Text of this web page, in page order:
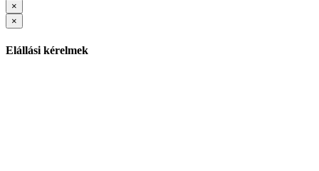
×
×
Elállási kérelmek